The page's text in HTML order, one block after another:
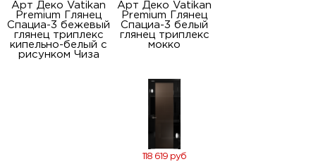
Арт Деко Vatikan
Premium Глянец
Спациа-3 бежевый
глянец триплекс
кипельно-белый с
рисунком Чиза
Арт Деко Vatikan
Premium Глянец
Спациа-3 белый
глянец триплекс
мокко
118 619 руб